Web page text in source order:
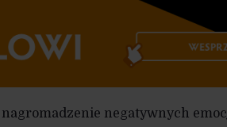
negatywnych